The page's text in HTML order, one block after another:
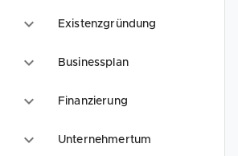
Existenzgründung
Businessplan
Finanzierung
Unternehmertum